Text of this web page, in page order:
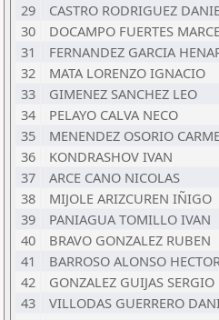
29
CASTRO RODRIGUEZ
30
DOCAMPO FUERTES
31
FERNANDEZ GARCIA
32
MATA LORENZO IGNACIO
33
GIMENEZ SANCHEZ LEO
34
PELAYO CALVA NECO
35
MENENDEZ OSORIO
36
KONDRASHOV IVAN
37
ARCE CANO NICOLAS
38
MIJOLE ARIZCUREN IÑIGO
39
PANIAGUA TOMILLO IVAN
40
BRAVO GONZALEZ RUBEN
41
BARROSO ALONSO
42
GONZALEZ GUIJAS SERGIO
43
VILLODAS GUERRERO